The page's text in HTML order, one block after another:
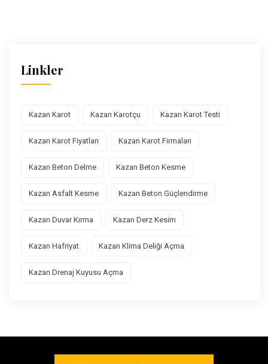
Linkler
Kazan Karot Kazan Karotçu Kazan Karot Testi
Kazan Karot Fiyatları Kazan Karot Firmaları
Kazan Beton Delme Kazan Beton Kesme
Kazan Asfalt Kesme Kazan Beton Güçlendirme
Kazan Duvar Kırma Kazan Derz Kesim
Kazan Hafriyat Kazan Klima Deliği Açma
Kazan Drenaj Kuyusu Açma